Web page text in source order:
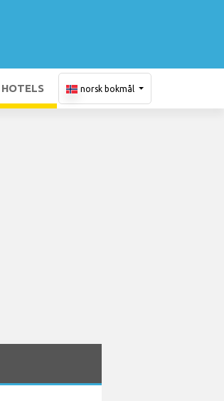
HOTELS norsk bokmål